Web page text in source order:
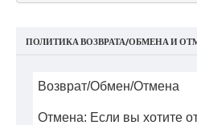
ПОЛИТИКА ВОЗВРАТА/ОБМЕНА И
Возврат/Обмен/Отмена
Отмена: Если вы хотите